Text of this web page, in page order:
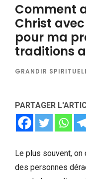
Comment
Christ avec
pour ma
traditions
GRANDIR
PARTAGER
Le plus souvent,
des personnes